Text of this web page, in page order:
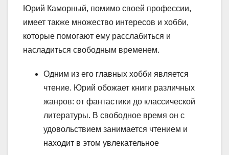
Юрий Каморный, помимо своей профессии,
имеет также множество интересов и хобби,
которые помогают ему расслабиться и
насладиться свободным временем.
Одним из его главных хобби является
чтение. Юрий обожает книги различных
жанров: от фантастики до классической
литературы. В свободное время он с
удовольствием занимается чтением и
находит в этом увлекательное